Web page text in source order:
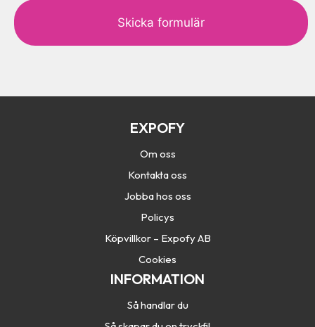
a
p
t
EXPOFY
Om oss
Kontakta oss
Jobba hos oss
Policys
Köpvillkor – Expofy AB
Cookies
INFORMATION
Så handlar du